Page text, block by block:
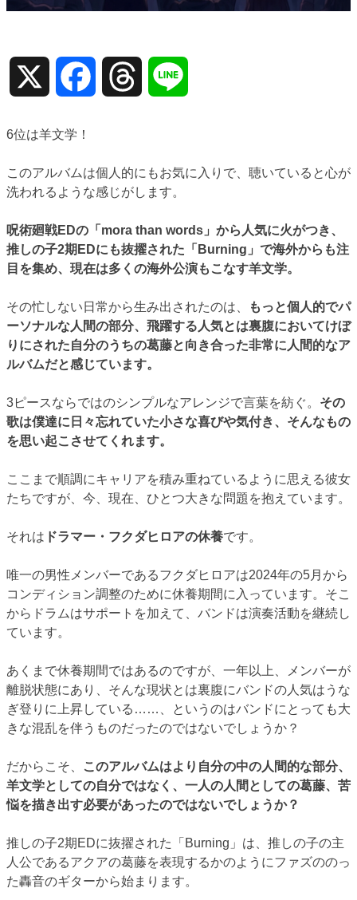
Facebook Threads
6位は羊文学！
このアルバムは個人的にもお気に入りで、聴いていると心が
洗われるような感じがします。
呪術廻戦EDの「mora than words」から人気に火がつき、
推しの子2期EDにも抜擢された「Burning」で海外からも注
目を集め、現在は多くの海外公演もこなす羊文学。
その忙しない日常から生み出されたのは、
もっと個人的でパ
ーソナルな人間の部分、飛躍する人気とは裏腹においてけぼ
りにされた自分のうちの葛藤と向き合った非常に人間的なア
ルバムだと感じています。
3ピースならではのシンプルなアレンジで言葉を紡ぐ。 その
歌は僕達に日々忘れていた小さな喜びや気付き、そんなもの
を思い起こさせてくれます。
ここまで順調にキャリアを積み重ねているように思える彼女
たちですが、今、現在、ひとつ大きな問題を抱えています。
それは ドラマー・フクダヒロアの休養です。
唯一の男性メンバーであるフクダヒロアは2024年の5月から
コンディション調整のために休養期間に入っています。そこ
からドラムはサポートを加えて、バンドは演奏活動を継続し
ています。
あくまで休養期間ではあるのですが、一年以上、メンバーが
離脱状態にあり、そんな現状とは裏腹にバンドの人気はうな
ぎ登りに上昇している……、というのはバンドにとっても大
きな混乱を伴うものだったのではないでしょうか？
だからこそ、
このアルバムはより自分の中の人間的な部分、
羊文学としての自分ではなく、一人の人間としての葛藤、苦
悩を描き出す必要があったのではないでしょうか？
推しの子2期EDに抜擢された「Burning」は、推しの子の主
人公であるアクアの葛藤を表現するかのようにファズののっ
た轟音のギターから始まります。